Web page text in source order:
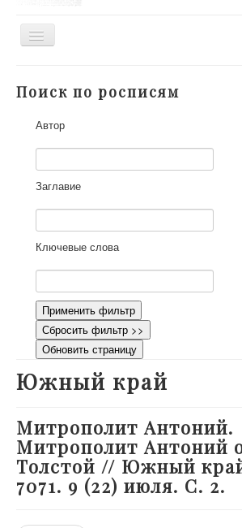
Toggle
Участники
Научная работа
Как работать с сайтом
Контакты
Поиск по росписям
Автор
Заглавие
Ключевые слова
Применить фильтр
Сбросить фильтр >>
Обновить страницу
Южный край
Митрополит Антоний.
Митрополит Антоний
Толстой // Южный
7071. 9 (22) июля. С. 2.